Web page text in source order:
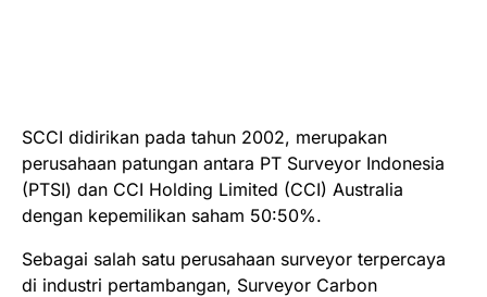
SCCI didirikan pada tahun 2002, merupakan
perusahaan patungan antara PT Surveyor Indonesia
(PTSI) dan CCI Holding Limited (CCI) Australia
dengan kepemilikan saham 50:50%.
Sebagai salah satu perusahaan surveyor terpercaya
di industri pertambangan, Surveyor Carbon